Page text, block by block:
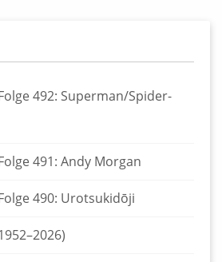
492: Superman/Spider-
491: Andy Morgan
490: Urotsukidōji